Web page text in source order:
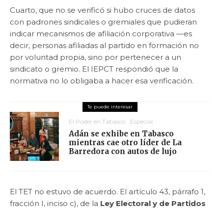
Cuarto, que no se verificó si hubo cruces de datos
con padrones sindicales o gremiales que pudieran
indicar mecanismos de afiliación corporativa —es
decir, personas afiliadas al partido en formación no
por voluntad propia, sino por pertenecer a un
sindicato o gremio. El IEPCT respondió que la
normativa no lo obligaba a hacer esa verificación.
El Poder en Tabasco Especial
Adán se exhibe en Tabasco
mientras cae otro líder de La
Barredora con autos de lujo
El TET no estuvo de acuerdo. El artículo 43, párrafo 1,
fracción I, inciso c), de la Ley Electoral y de Partidos